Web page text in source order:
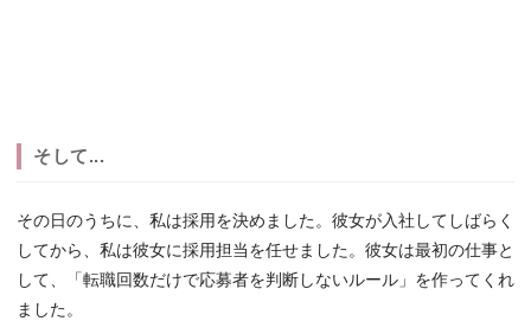
そして...
その日のうちに、私は採用を決めました。彼女が入社してしばらく
してから、私は彼女に採用担当を任せました。彼女は最初の仕事と
して、「転職回数だけで応募者を判断しないルール」を作ってくれ
ました。